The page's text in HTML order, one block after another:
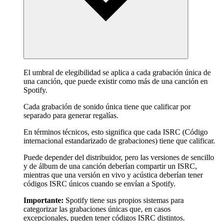
El umbral de elegibilidad se aplica a cada grabación única de
una canción, que puede existir como más de una canción en
Spotify.
Cada grabación de sonido única tiene que calificar por
separado para generar regalías.
En términos técnicos, esto significa que cada ISRC (Código
internacional estandarizado de grabaciones) tiene que calificar.
Puede depender del distribuidor, pero las versiones de sencillo
y de álbum de una canción deberían compartir un ISRC,
mientras que una versión en vivo y acústica deberían tener
códigos ISRC únicos cuando se envían a Spotify.
Importante: Spotify tiene sus propios sistemas para
categorizar las grabaciones únicas que, en casos
excepcionales, pueden tener códigos ISRC distintos.